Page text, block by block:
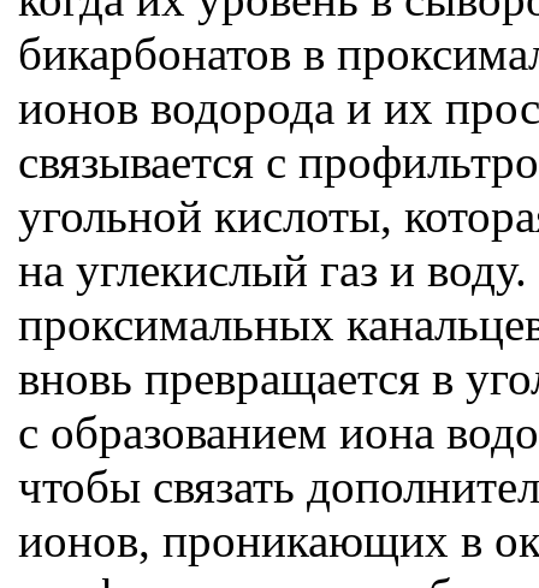
бикарбонатов в
ионов водорода и их
связывается с
угольной кислоты,
на углекислый газ и
проксимальных
вновь превращается в
с образованием иона
чтобы связать
ионов, проникающих в